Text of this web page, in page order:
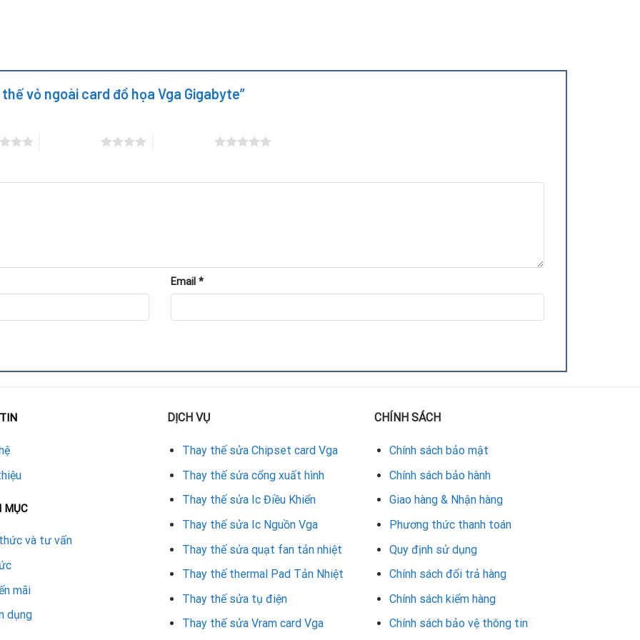
2080, RTX 2080 Ti. Dòng card này có hiệu năng mạnh mẽ, thường được dùng cho thiết kế đồ họa và gaming. Tuy
hoạt động liên tục. Sau một thời gian, màu vỏ có thể phai, các ngàm gắn quạt dễ gãy. Thay vỏ sẽ giúp card giữ
Đây là dòng card vẫn còn phổ biến và được nhiều game thủ tin dùng. Với thiết kế quạt lớn và khung hầm hố,
lắp nhiều lần. Thay vỏ ngoài là giải pháp tốt để kéo dài tuổi thọ card, đồng thời giữ cho hệ thống luôn vận hành
vỏ ngoài card đồ họa Vga Gigabyte”
Email *
MỤC
và tư vấn
mãi
dụng
DỊCH VỤ
Thay thế sửa Chipset card Vga
Thay thế sửa cổng xuất hình
Thay thế sửa Ic Điều Khiển
Thay thế sửa Ic Nguồn Vga
Thay thế sửa quạt fan tản nhiệt
Thay thế thermal Pad Tản Nhiệt
Thay thế sửa tụ điện
Thay thế sửa Vram card Vga
CHÍNH SÁCH
Chính sách bảo mật
Chính sách bảo hành
Giao hàng & Nhận hàng
Phương thức thanh toán
Quy định sử dụng
Chính sách đổi trả hàng
Chính sách kiểm hàng
Chính sách bảo vệ thông tin